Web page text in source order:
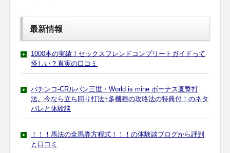
最新情報
1000本の実績！セックスフレンドコンプリートガイドって
怪しい？真実の口コミ
パチンコ-CRルパン三世・World is mine ボーナス直撃打
法。今なら立ち回り打法+多機種の攻略法の特典付！のネタ
バレと体験談
！！！馬法の全馬券方程式！！！の体験談ブログから評判
と口コミ